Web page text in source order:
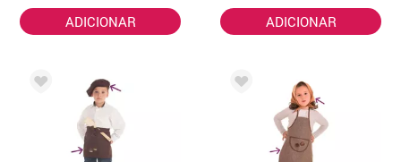
ADICIONAR ADICIONAR